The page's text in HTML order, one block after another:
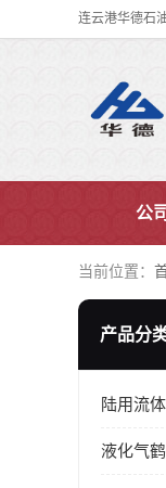
公
当前位置：
产品分
陆用流
液化气